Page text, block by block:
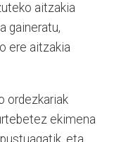
aitzakia
gaineratu,
ere aitzakia
ordezkariak
ekimena
eta